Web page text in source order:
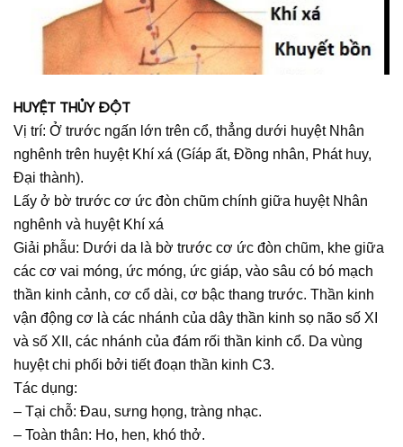
HUYỆT THỦY ĐỘT
Vị trí: Ở trước ngấn lớn trên cổ, thẳng dưới huyệt Nhân
nghênh trên huyệt Khí xá (Gíáp ất, Đồng nhân, Phát huy,
Đại thành).
Lấy ở bờ trước cơ ức đòn chũm chính giữa huyệt Nhân
nghênh và huyệt Khí xá
Giải phẫu: Dưới da là bờ trước cơ ức đòn chũm, khe giữa
các cơ vai móng, ức móng, ức giáp, vào sâu có bó mạch
thần kinh cảnh, cơ cổ dài, cơ bậc thang trước. Thần kinh
vận động cơ là các nhánh của dây thần kinh sọ não số XI
và số XII, các nhánh của đám rối thần kinh cổ. Da vùng
huyệt chi phối bởi tiết đoạn thần kinh C3.
Tác dụng:
– Tại chỗ: Đau, sưng họng, tràng nhạc.
– Toàn thân: Ho, hen, khó thở.